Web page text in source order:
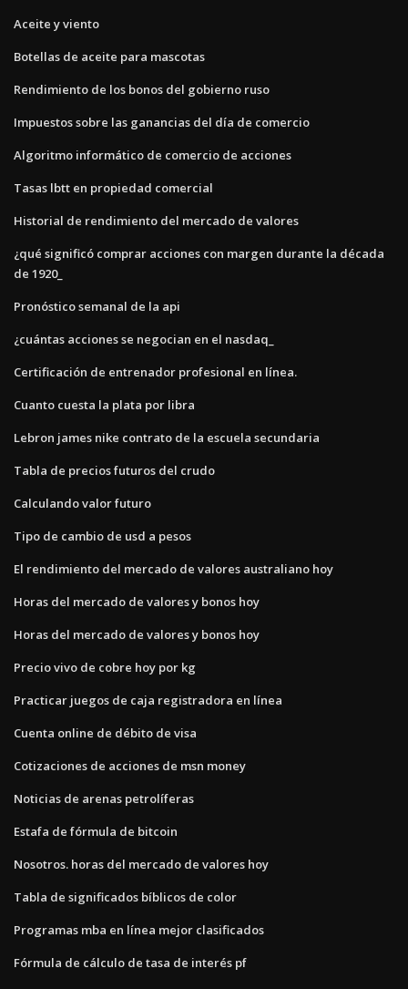
Aceite y viento
Botellas de aceite para mascotas
Rendimiento de los bonos del gobierno ruso
Impuestos sobre las ganancias del día de comercio
Algoritmo informático de comercio de acciones
Tasas lbtt en propiedad comercial
Historial de rendimiento del mercado de valores
¿qué significó comprar acciones con margen durante la década
de 1920_
Pronóstico semanal de la api
¿cuántas acciones se negocian en el nasdaq_
Certificación de entrenador profesional en línea.
Cuanto cuesta la plata por libra
Lebron james nike contrato de la escuela secundaria
Tabla de precios futuros del crudo
Calculando valor futuro
Tipo de cambio de usd a pesos
El rendimiento del mercado de valores australiano hoy
Horas del mercado de valores y bonos hoy
Horas del mercado de valores y bonos hoy
Precio vivo de cobre hoy por kg
Practicar juegos de caja registradora en línea
Cuenta online de débito de visa
Cotizaciones de acciones de msn money
Noticias de arenas petrolíferas
Estafa de fórmula de bitcoin
Nosotros. horas del mercado de valores hoy
Tabla de significados bíblicos de color
Programas mba en línea mejor clasificados
Fórmula de cálculo de tasa de interés pf